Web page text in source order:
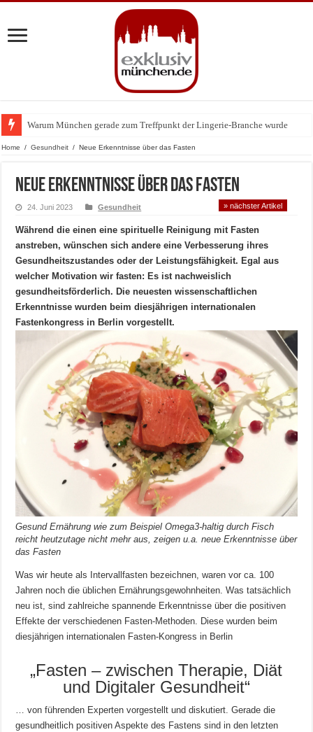
Warum München gerade zum Treffpunkt der Lingerie-Branche wurde
Home / Gesundheit / Neue Erkenntnisse über das Fasten
Neue Erkenntnisse über das Fasten
24. Juni 2023 Gesundheit » nächster Artikel
Während die einen eine spirituelle Reinigung mit Fasten
anstreben, wünschen sich andere eine Verbesserung ihres
Gesundheitszustandes oder der Leistungsfähigkeit. Egal aus
welcher Motivation wir fasten: Es ist nachweislich
gesundheitsförderlich. Die neuesten wissenschaftlichen
Erkenntnisse wurden beim diesjährigen internationalen
Fastenkongress in Berlin vorgestellt.
Gesund Ernährung wie zum Beispiel Omega3-haltig durch Fisch
reicht heutzutage nicht mehr aus, zeigen u.a. neue Erkenntnisse über
das Fasten
Was wir heute als Intervallfasten bezeichnen, waren vor ca. 100
Jahren noch die üblichen Ernährungsgewohnheiten. Was tatsächlich
neu ist, sind zahlreiche spannende Erkenntnisse über die positiven
Effekte der verschiedenen Fasten-Methoden. Diese wurden beim
diesjährigen internationalen Fasten-Kongress in Berlin
„Fasten – zwischen Therapie, Diät
und Digitaler Gesundheit“
… von führenden Experten vorgestellt und diskutiert. Gerade die
gesundheitlich positiven Aspekte des Fastens sind in den letzten